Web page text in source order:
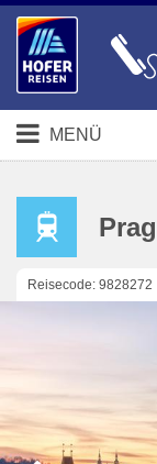
MENÜ
Prag
Reisecode: 9828272